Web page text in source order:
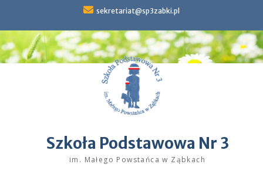
content
sekretariat@sp3zabki.pl
Szkoła Podstawowa Nr 3
im. Małego Powstańca w Ząbkach